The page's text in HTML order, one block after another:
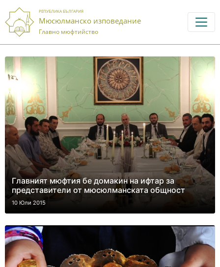
РЕПУБЛИКА БЪЛГАРИЯ
Мюсюлманско изповедание
Главно мюфтийство
Главният мюфтия бе домакин на ифтар за
представители от мюсюлманската общност
10 Юли 2015